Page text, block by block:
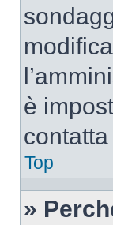
è
contatta
Top
»